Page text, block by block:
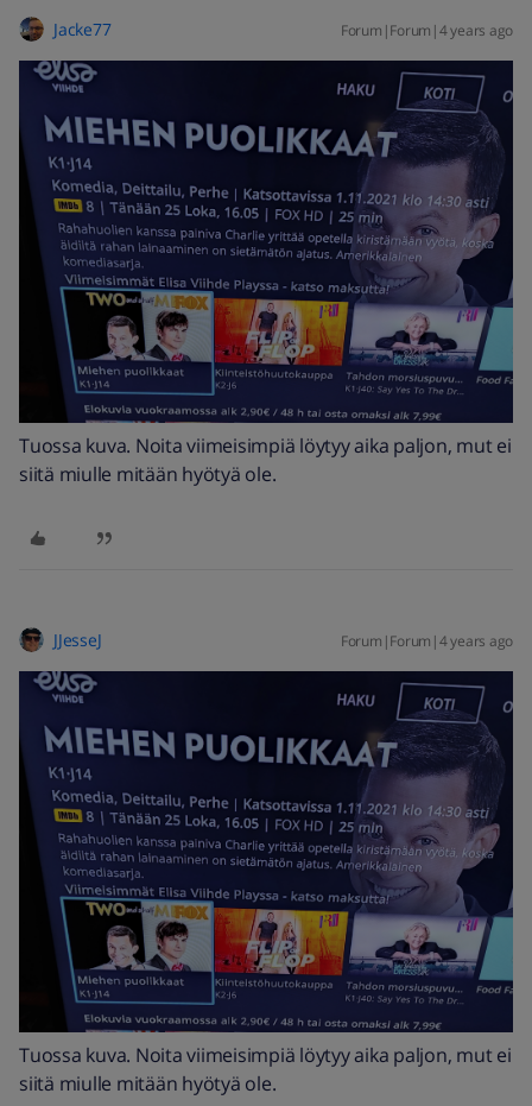
Jacke77 Forum|Forum|4 years ago
Tuossa kuva. Noita viimeisimpiä löytyy aika paljon, mut ei
siitä miulle mitään hyötyä ole.
JJesseJ Forum|Forum|4 years ago
Tuossa kuva. Noita viimeisimpiä löytyy aika paljon, mut ei
siitä miulle mitään hyötyä ole.